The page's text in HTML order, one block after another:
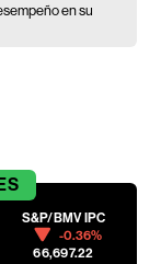
en su
S&P/BMV IPC
-0.36%
66,697.22